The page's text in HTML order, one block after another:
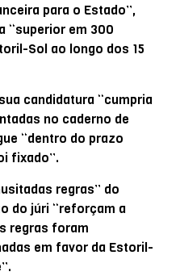
para o Estado”,
“superior em 300
Sol ao longo dos 15
candidatura “cumpria
no caderno de
“dentro do prazo
fixado”.
regras” do
do júri “reforçam a
regras foram
em favor da Estoril-